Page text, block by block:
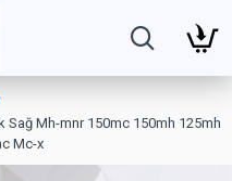
Mh-mnr 150mc 150mh 125mh
Mc-x